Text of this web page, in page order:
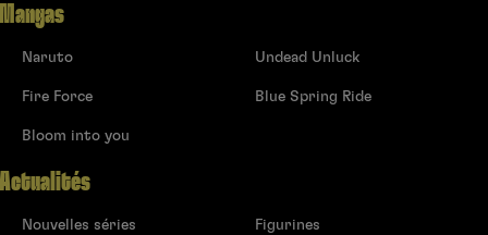
Mangas
Naruto
Fire Force
Bloom into you
Undead Unluck
Blue Spring Ride
Actualités
Nouvelles séries Figurines